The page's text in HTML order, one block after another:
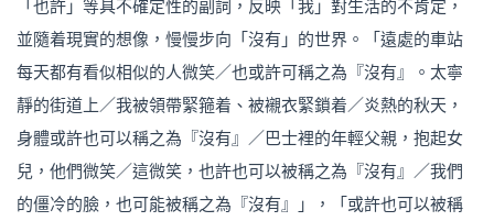
「也許」等具不確定性的副詞，反映「我」對生活的不肯定，
並隨着現實的想像，慢慢步向「沒有」的世界。「遠處的車站
每天都有看似相似的人微笑／也或許可稱之為『沒有』。太寧
靜的街道上／我被領帶緊箍着、被襯衣緊鎖着／炎熱的秋天，
身體或許也可以稱之為『沒有』／巴士裡的年輕父親，抱起女
兒，他們微笑／這微笑，也許也可以被稱之為『沒有』／我們
的僵冷的臉，也可能被稱之為『沒有』」，「或許也可以被稱